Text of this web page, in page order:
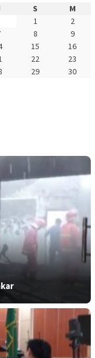
S
M
1
2
8
9
15
16
22
23
29
30